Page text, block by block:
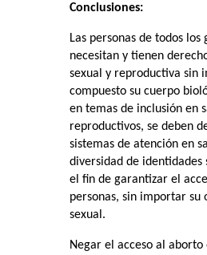
Conclusiones:
Las personas de todos
necesitan y tienen
sexual y reproductiva sin
compuesto su cuerpo
en temas de inclusión en
reproductivos, se deben
sistemas de atención en
diversidad de identidades
el fin de garantizar el
personas, sin importar
sexual.
Negar el acceso al